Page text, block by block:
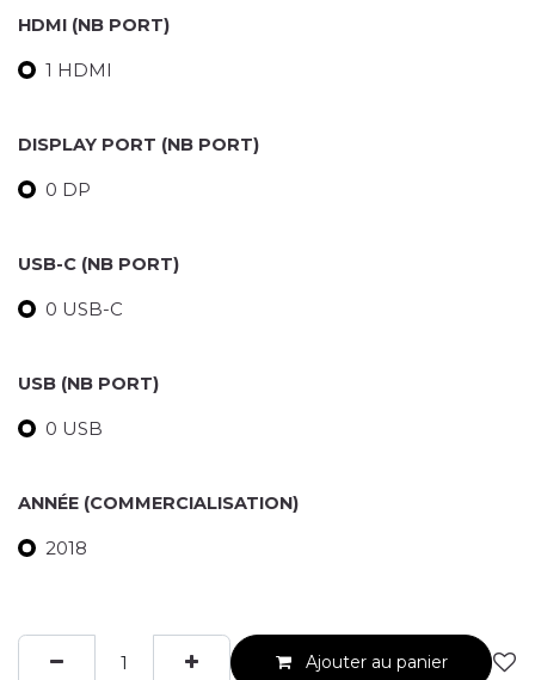
HDMI (NB PORT)
1 HDMI
DISPLAY PORT (NB PORT)
0 DP
USB-C (NB PORT)
0 USB-C
USB (NB PORT)
0 USB
ANNÉE (COMMERCIALISATION)
2018
Ajouter au panier